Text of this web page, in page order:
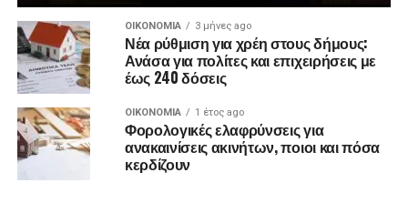
ΟΙΚΟΝΟΜΊΑ 3 μήνες ago
Νέα ρύθμιση για χρέη στους δήμους:
Ανάσα για πολίτες και επιχειρήσεις με
έως 240 δόσεις
ΟΙΚΟΝΟΜΊΑ 1 έτος ago
Φορολογικές ελαφρύνσεις για
ανακαινίσεις ακινήτων, ποιοι και πόσα
κερδίζουν